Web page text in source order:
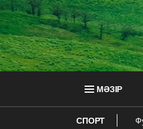
МӘЗІР
СПОРТ